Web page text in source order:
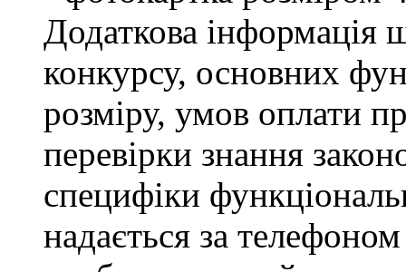
Додаткова інформація
конкурсу, основних
розміру, умов оплати
перевірки знання
специфіки
надається за